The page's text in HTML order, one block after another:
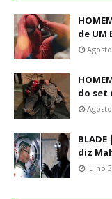
de UM
do set
diz
Julho